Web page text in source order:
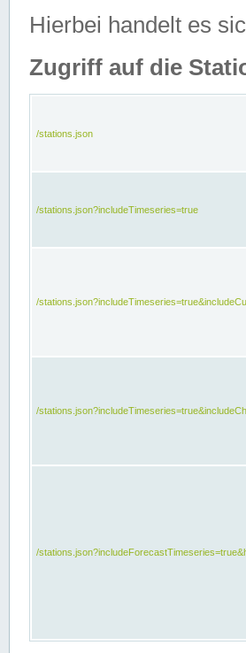
Hierbei handelt es
Zugriff auf die
/stations.json
/stations.json?includeTimeseries=true
/
/
/